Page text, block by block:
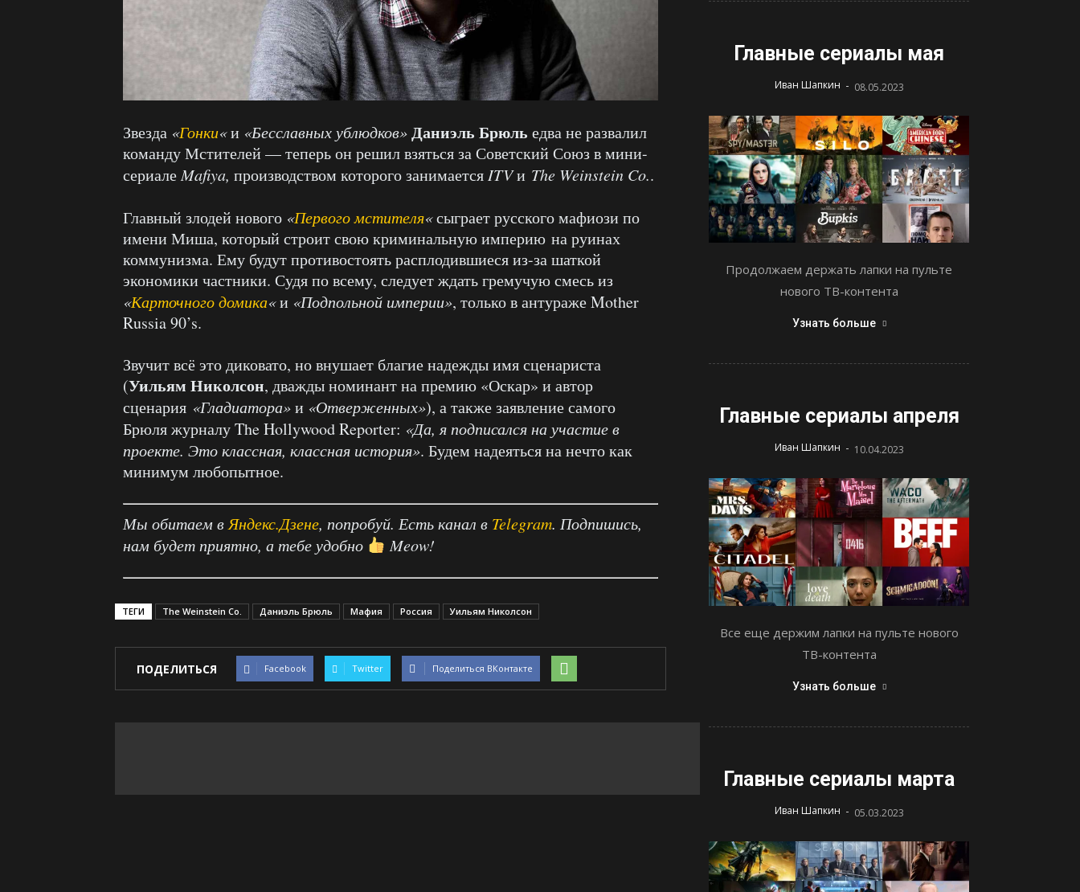
Звезда «Гонки«и «Бесславных ублюдков»Даниэль Брюль едва не развалил
команду Мстителей — теперь он решил взяться за Советский Союз в мини-
сериалеMafiya, производством которого занимаетсяITVи The Weinstein Co..
Главный злодей нового «Первого мстителя«сыграет русского мафиози по
имени Миша, который строит свою криминальную империю на руинах
коммунизма. Ему будут противостоять расплодившиеся из-за шаткой
экономики частники. Судя по всему, следует ждать гремучую смесь из
«Карточного домика«и «Подпольной империи», только в антураже Mother
Russia 90’s.
Звучит всё это диковато, но внушает благие надежды имя сценариста
(Уильям Николсон, дважды номинант на премию «Оскар» и автор
сценария «Гладиатора»и «Отверженных»), а также заявление самого
Брюля журналу The Hollywood Reporter: «Да, я подписался на участие в
проекте. Это классная, классная история». Будем надеяться на нечто как
минимум любопытное.
Мы обитаем вЯндекс.Дзене, попробуй. Есть канал в Telegram. Подпишись,
нам будет приятно, а тебе удобно
Meow!
ТЕГИ The Weinstein Co. Даниэль Брюль Мафия Россия Уильям Николсон
ПОДЕЛИТЬСЯ Facebook Twitter Поделиться ВКонтакте
Главные сериалы мая
Иван Шапкин - 08.05.2023
Продолжаем держать лапки на пульте
нового ТВ-контента
Узнать больше
Главные сериалы апреля
Иван Шапкин - 10.04.2023
Все еще держим лапки на пульте нового
ТВ-контента
Узнать больше
Главные сериалы марта
Иван Шапкин - 05.03.2023